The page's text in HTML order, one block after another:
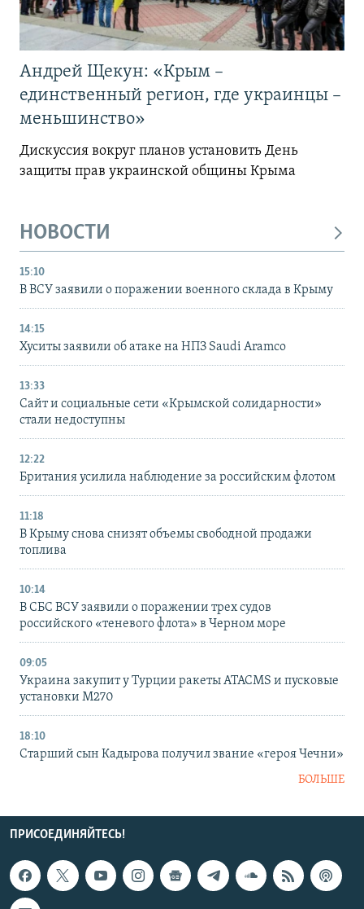
Андрей Щекун: «Крым –
единственный регион, где украинцы –
меньшинство»
Дискуссия вокруг планов установить День
защиты прав украинской общины Крыма
НОВОСТИ
15:10
В ВСУ заявили о поражении военного склада в Крыму
14:15
Хуситы заявили об атаке на НПЗ Saudi Aramco
13:33
Сайт и социальные сети «Крымской солидарности»
стали недоступны
12:22
Британия усилила наблюдение за российским флотом
11:18
В Крыму снова снизят объемы свободной продажи
топлива
10:14
В СБС ВСУ заявили о поражении трех судов
российского «теневого флота» в Черном море
09:05
Украина закупит у Турции ракеты ATACMS и пусковые
установки M270
18:10
Старший сын Кадырова получил звание «героя Чечни»
БОЛЬШЕ
ПРИСОЕДИНЯЙТЕСЬ!